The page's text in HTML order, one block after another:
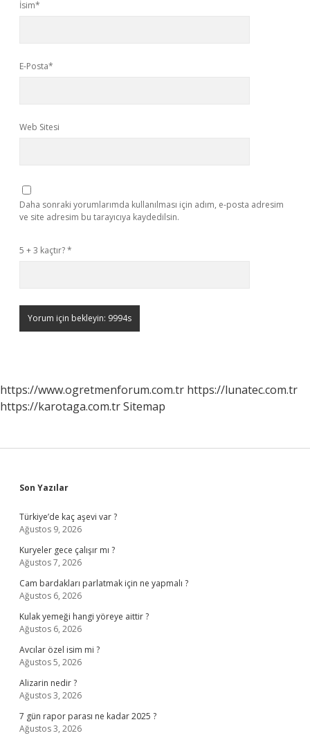
İsim*
E-Posta*
Web Sitesi
Daha sonraki yorumlarımda kullanılması için adım, e-posta adresim
ve site adresim bu tarayıcıya kaydedilsin.
5 + 3 kaçtır?*
https://www.ogretmenforum.com.tr https://lunatec.com.tr
https://karotaga.com.trSitemap
Sidebar
Son Yazılar
Türkiye’de kaç aşevi var ?
Ağustos 9, 2026
Kuryeler gece çalışır mı ?
Ağustos 7, 2026
Cam bardakları parlatmak için ne yapmalı ?
Ağustos 6, 2026
Kulak yemeği hangi yöreye aittir ?
Ağustos 6, 2026
Avcılar özel isim mi ?
Ağustos 5, 2026
Alizarin nedir ?
Ağustos 3, 2026
7 gün rapor parası ne kadar 2025 ?
Ağustos 3, 2026